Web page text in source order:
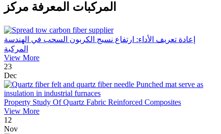
المركبات المعرفة مركز
إعادة تعريف الأداء: ارتفاع نسيج الكربون السحب في الهندسة
المركبة
View More
23
Dec
Property Study Of Quartz Fabric Reinforced Composites
View More
12
Nov